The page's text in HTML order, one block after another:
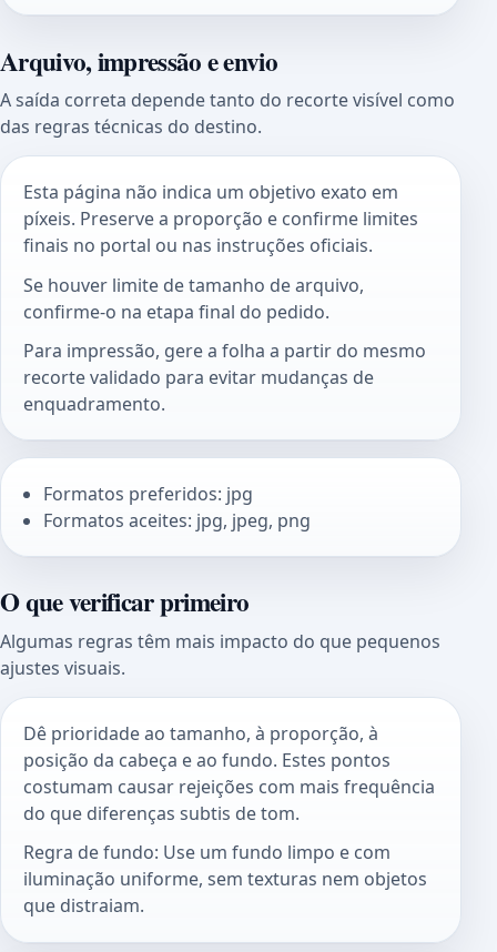
Arquivo, impressão e envio
A saída correta depende tanto do recorte visível como
das regras técnicas do destino.
Esta página não indica um objetivo exato em
píxeis. Preserve a proporção e confirme limites
finais no portal ou nas instruções oficiais.
Se houver limite de tamanho de arquivo,
confirme-o na etapa final do pedido.
Para impressão, gere a folha a partir do mesmo
recorte validado para evitar mudanças de
enquadramento.
Formatos preferidos: jpg
Formatos aceites: jpg, jpeg, png
O que verificar primeiro
Algumas regras têm mais impacto do que pequenos
ajustes visuais.
Dê prioridade ao tamanho, à proporção, à
posição da cabeça e ao fundo. Estes pontos
costumam causar rejeições com mais frequência
do que diferenças subtis de tom.
Regra de fundo: Use um fundo limpo e com
iluminação uniforme, sem texturas nem objetos
que distraiam.